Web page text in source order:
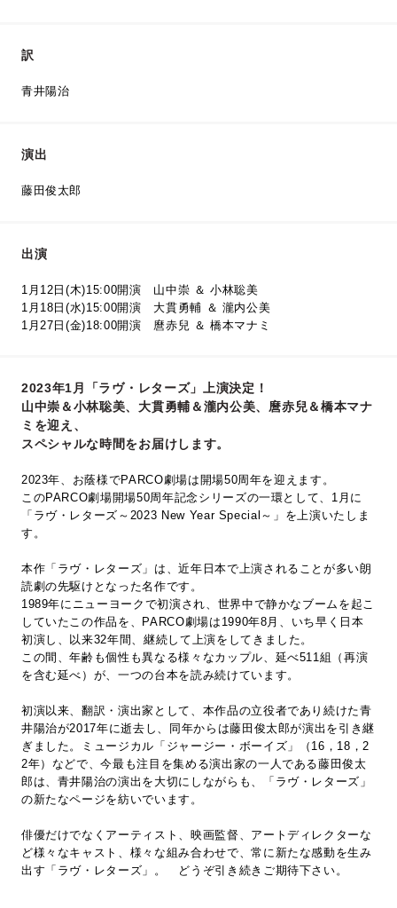
訳
青井陽治
演出
藤田俊太郎
出演
1月12日(木)15:00開演 山中崇 ＆ 小林聡美
1月18日(水)15:00開演 大貫勇輔 ＆ 瀧内公美
1月27日(金)18:00開演 麿赤兒 ＆ 橋本マナミ
2023年1月「ラヴ・レターズ」上演決定！
山中崇＆小林聡美、大貫勇輔＆瀧内公美、麿赤兒＆橋本マナ
ミを迎え、
スペシャルな時間をお届けします。
2023年、お蔭様でPARCO劇場は開場50周年を迎えます。
このPARCO劇場開場50周年記念シリーズの一環として、1月に
「ラヴ・レターズ～2023 New Year Special～」を上演いたしま
す。
本作「ラヴ・レターズ」は、近年日本で上演されることが多い朗
読劇の先駆けとなった名作です。
1989年にニューヨークで初演され、世界中で静かなブームを起こ
していたこの作品を、PARCO劇場は1990年8月、いち早く日本
初演し、以来32年間、継続して上演をしてきました。
この間、年齢も個性も異なる様々なカップル、延べ511組（再演
を含む延べ）が、一つの台本を読み続けています。
初演以来、翻訳・演出家として、本作品の立役者であり続けた青
井陽治が2017年に逝去し、同年からは藤田俊太郎が演出を引き継
ぎました。ミュージカル「ジャージー・ボーイズ」（16，18，2
2年）などで、今最も注目を集める演出家の一人である藤田俊太
郎は、青井陽治の演出を大切にしながらも、「ラヴ・レターズ」
の新たなページを紡いでいます。
俳優だけでなくアーティスト、映画監督、アートディレクターな
ど様々なキャスト、様々な組み合わせで、常に新たな感動を生み
出す「ラヴ・レターズ」。 どうぞ引き続きご期待下さい。